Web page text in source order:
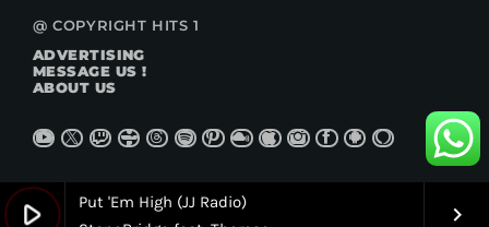
play_arrow
Put 'Em High (JJ Radio)
keyboard_arrow_right
@ COPYRIGHT HITS 1
ADVERTISING
MESSAGE US !
ABOUT US